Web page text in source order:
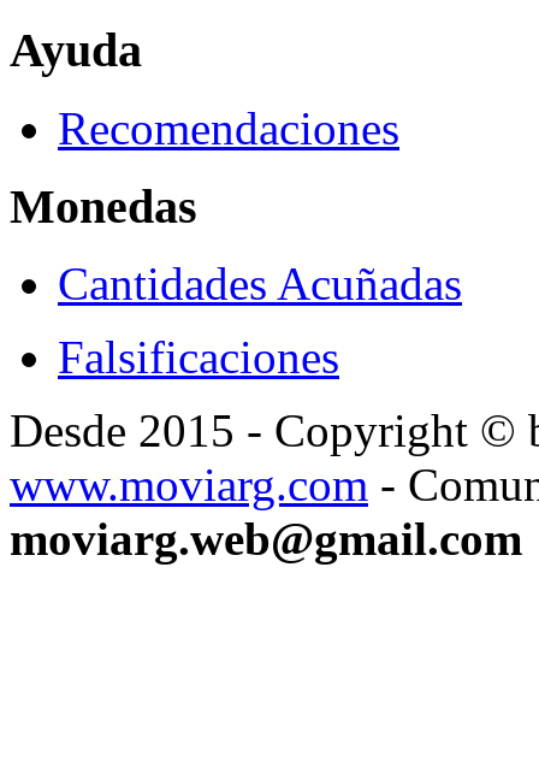
Ayuda
Recomendaciones
Monedas
Cantidades Acuñadas
Falsificaciones
Desde 2015 - Copyright ©
www.moviarg.com -
moviarg.web@gmail.com